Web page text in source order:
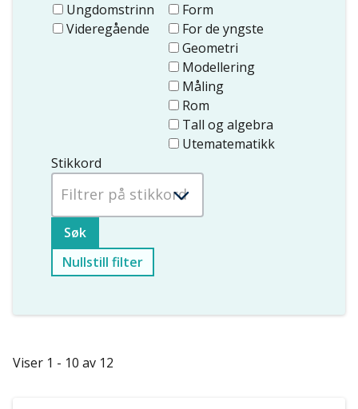
Ungdomstrinn
Videregående
Form
For de yngste
Geometri
Modellering
Måling
Rom
Tall og algebra
Utematematikk
Stikkord
Nullstill filter
Viser 1 - 10 av 12